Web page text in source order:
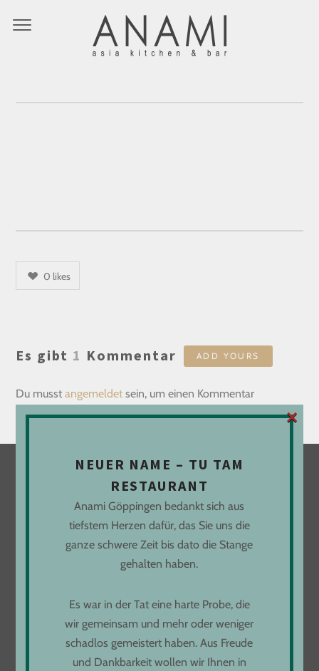
LOGO-ROSA-DARK-2X
0 likes
Es gibt 1 Kommentar ADD YOURS
Du musst angemeldet sein, um einen Kommentar
abzugeben.
73033 Göppingen
ÖFFNUNGSZEITEN
Montag bis Donnerstag
NEUER NAME – TU TAM
RESTAURANT
Anami Göppingen bedankt sich aus
tiefstem Herzen dafür, das Sie uns die
ganze schwere Zeit bis dato die Stange
gehalten haben.
Es war in der Tat eine harte Probe, die
wir gemeinsam und mehr oder weniger
schadlos gemeistert haben. Aus Freude
und Dankbarkeit wollen wir Ihnen in
×